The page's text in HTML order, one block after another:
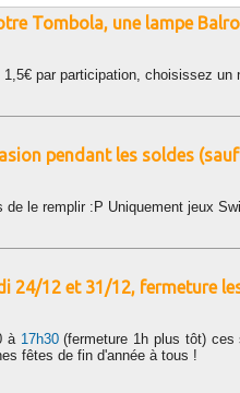
Tombola, une lampe
par participation, choisissez
pendant les soldes
de le remplir :P Uniquement jeux
24/12 et 31/12, fermeture
à 17h30(fermeture 1h plus tôt)
fêtes de fin d'année à tous !